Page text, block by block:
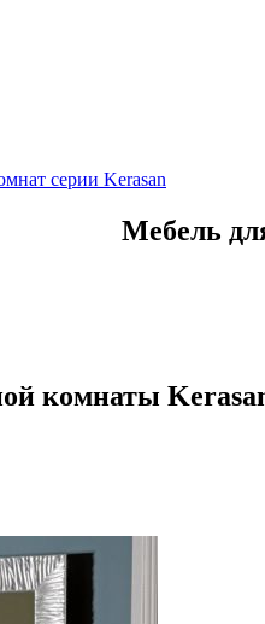
серии Kerasan
Мебель
комнаты